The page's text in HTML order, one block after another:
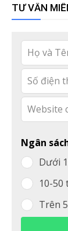
TƯ VẤN
this
field
blank
Ngân
Dưới
10-
Trên